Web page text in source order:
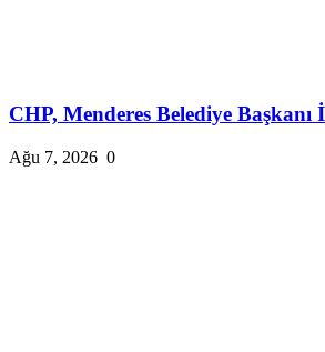
CHP, Menderes Belediye
Ağu 7, 2026 0